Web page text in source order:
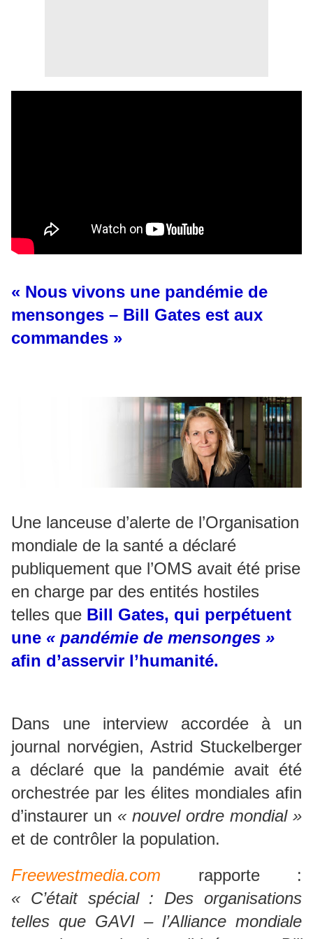
« Nous vivons une pandémie de
mensonges – Bill Gates est aux
commandes »
Une lanceuse d’alerte de l’Organisation
mondiale de la santé a déclaré
publiquement que l’OMS avait été prise
en charge par des entités hostiles
telles que Bill Gates, qui perpétuent
une « pandémie de mensonges »
afin d’asservir l’humanité.
Dans une interview accordée à un
journal norvégien, Astrid Stuckelberger
a déclaré que la pandémie avait été
orchestrée par les élites mondiales afin
d’instaurer un « nouvel ordre mondial »
et de contrôler la population.
Freewestmedia.com rapporte :
« C’était spécial : Des organisations
telles que GAVI – l’Alliance mondiale